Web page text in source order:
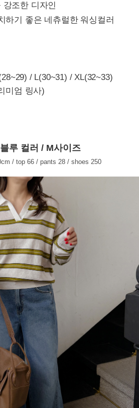
조한 디자인
하기 좋은 네츄럴한 워싱컬러
/ L(30~31) / XL(32~33)
미엄 링사)
루 컬러 / M사이즈
/ top 66 / pants 28 / shoes 250